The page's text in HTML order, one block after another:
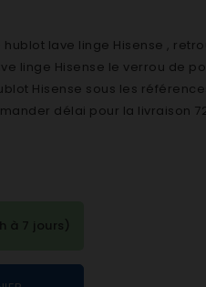
lave linge Hisense ,
linge Hisense le verrou de
Hisense sous les
délai pour la livraison
à 7 jours)